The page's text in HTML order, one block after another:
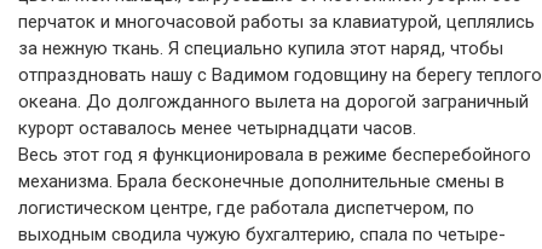
перчаток и многочасовой работы за клавиатурой, цеплялись
за нежную ткань. Я специально купила этот наряд, чтобы
отпраздновать нашу с Вадимом годовщину на берегу теплого
океана. До долгожданного вылета на дорогой заграничный
курорт оставалось менее четырнадцати часов.
Весь этот год я функционировала в режиме бесперебойного
механизма. Брала бесконечные дополнительные смены в
логистическом центре, где работала диспетчером, по
выходным сводила чужую бухгалтерию, спала по четыре-